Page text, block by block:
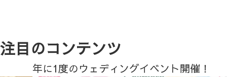
注目のコンテンツ
年に1度のウェディングイベント開催！